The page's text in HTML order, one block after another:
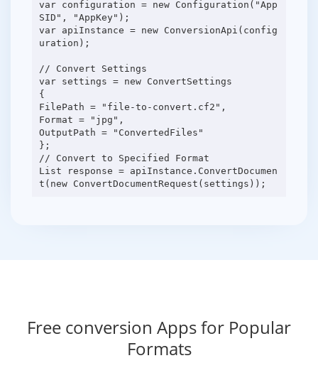
var configuration = new Configuration("App
SID", "AppKey");
var apiInstance = new ConversionApi(config
uration);
// Convert Settings
var settings = new ConvertSettings
{
FilePath = "file-to-convert.cf2",
Format = "jpg",
OutputPath = "ConvertedFiles"
};
// Convert to Specified Format
List response = apiInstance.ConvertDocumen
Free conversion Apps for Popular
Formats